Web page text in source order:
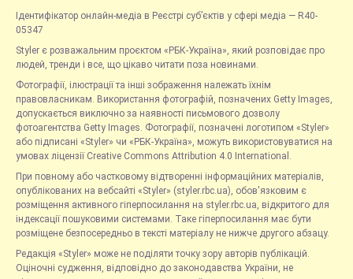
Ідентифікатор онлайн-медіа в Реєстрі суб’єктів у сфері медіа — R40-
05347
Styler є розважальним проєктом «РБК-Україна», який розповідає про
людей, тренди і все, що цікаво читати поза новинами.
Фотографії, ілюстрації та інші зображення належать їхнім
правовласникам. Використання фотографій, позначених Getty Images,
допускається виключно за наявності письмового дозволу
фотоагентства Getty Images. Фотографії, позначені логотипом «Styler»
або підписані «Styler» чи «РБК-Україна», можуть використовуватися на
умовах ліцензії Creative Commons Attribution 4.0 International.
При повному або частковому відтворенні інформаційних матеріалів,
опублікованих на вебсайті «Styler» (styler.rbc.ua), обов'язковим є
розміщення активного гіперпосилання на styler.rbc.ua, відкритого для
індексації пошуковими системами. Таке гіперпосилання має бути
розміщене безпосередньо в тексті матеріалу не нижче другого абзацу.
Редакція «Styler» може не поділяти точку зору авторів публікацій.
Оціночні судження, відповідно до законодавства України, не